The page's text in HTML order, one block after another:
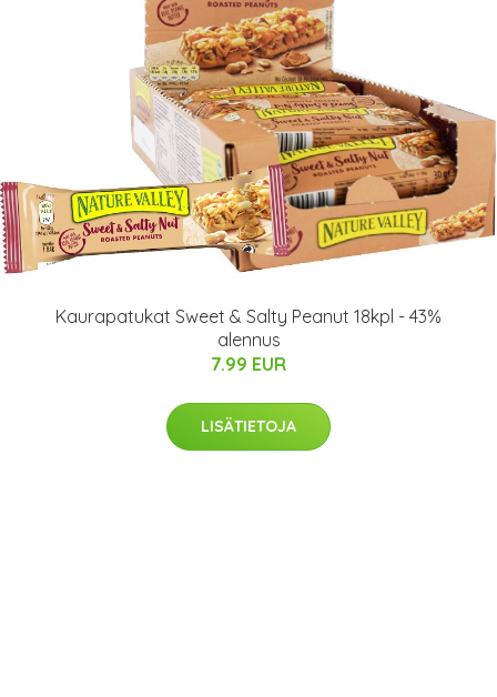
Kaurapatukat Sweet & Salty Peanut 18kpl - 43%
alennus
7.99 EUR
LISÄTIETOJA